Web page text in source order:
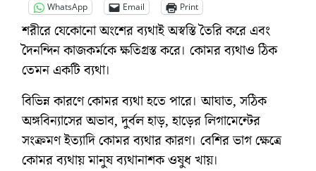
WhatsApp
Email Print
শরীরে যেকোনো অংশের ব্যথাই অস্বস্তি তৈরি করে এবং
দৈনন্দিন কাজকর্মকে ক্ষতিগ্রস্ত করে। কোমর ব্যথাও ঠিক
তেমন একটি ব্যথা।
বিভিন্ন কারণে কোমর ব্যথা হতে পারে। আঘাত, সঠিক
অঙ্গবিন্যাসের অভাব, দুর্বল হাড়, হাড়ের লিগামেন্টের
সংক্রমণ ইত্যাদি কোমর ব্যথার কারণ। বেশির ভাগ ক্ষেত্রে
কোমর ব্যথায় মানুষ ব্যথানাশক ওষুধ খায়।